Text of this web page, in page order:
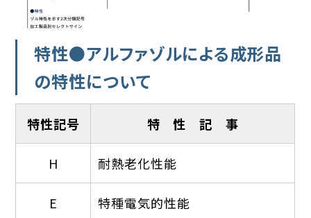
特性●アルファゾルによる成形品
の特性について
特性記号 特 性 記 事
H 耐熱老化性能
E 特種電気的性能